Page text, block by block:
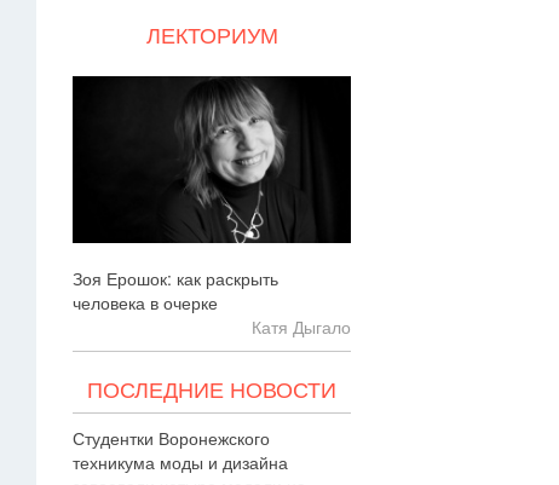
ЛЕКТОРИУМ
Зоя Ерошок: как раскрыть
человека в очерке
Катя Дыгало
ПОСЛЕДНИЕ НОВОСТИ
Студентки Воронежского
техникума моды и дизайна